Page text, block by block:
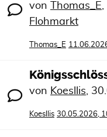
von Thomas_E,
Flohmarkt
Thomas_E
von Koesllis,
Koesllis 30.05.2026,